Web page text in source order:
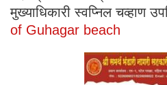
मुख्याधिकारी स्वप्निल चव्हाण
of Guhagar beach